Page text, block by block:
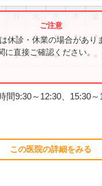
● ● ● ● ●
● ● ● ●
休診・休業の場合があり
に直接ご確認ください。
間9:30～12:30、15:30～
この医院の詳細をみる